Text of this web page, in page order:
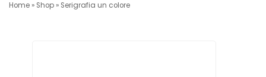
Home » Shop » Serigrafia un colore